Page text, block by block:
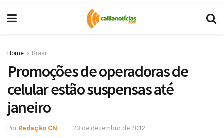
Home Brasil
Promoções de operadoras de
celular estão suspensas até
janeiro
Por Redação CN 23 de dezembro de 2012